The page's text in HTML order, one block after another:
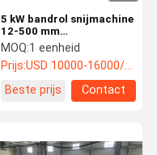
5 kW bandrol snijmachine
12-500 mm
Buitenafmetingen 2,5 x
1,4 x 1,5 m
MOQ:1 eenheid
Prijs:USD 10000-16000/unit
Beste prijs
Contact